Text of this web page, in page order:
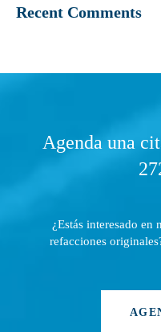
Recent Comments
Agenda una
¿Estás interesado en
refacciones